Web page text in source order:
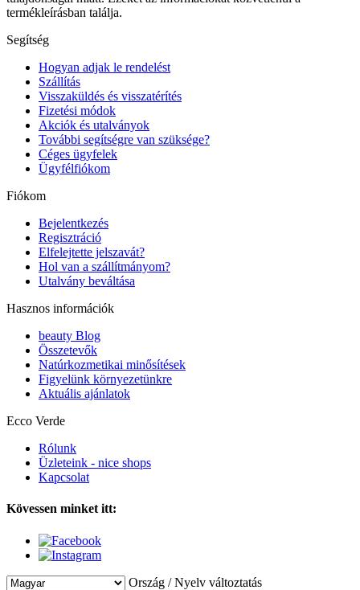
termékleírásban találja.
Segítség
Hogyan adjak le rendelést
Szállítás
Visszaküldés és visszatérítés
Fizetési módok
Akciók és utalványok
További segítségre van szüksége?
Céges ügyfelek
Ügyfélfiókom
Fiókom
Bejelentkezés
Regisztráció
Elfelejtette jelszavát?
Hol van a szállítmányom?
Utalvány beváltása
Hasznos információk
beauty Blog
Összetevők
Natúrkozmetikai minősítések
Figyelünk környezetünkre
Aktuális ajánlatok
Ecco Verde
Rólunk
Üzleteink - nice shops
Kapcsolat
Kövessen minket itt:
Ország / Nyelv változtatás